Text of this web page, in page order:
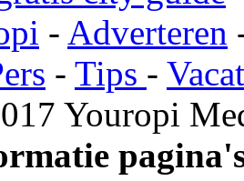
- Adverteren
- Tips -
Youropi